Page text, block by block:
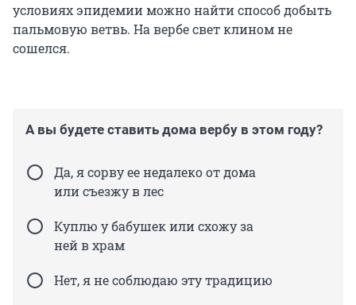
условиях эпидемии можно найти способ добыть
пальмовую ветвь. На вербе свет клином не
сошелся.
А вы будете ставить дома вербу в этом году?
Да, я сорву ее недалеко от дома
или съезжу в лес
Куплю у бабушек или схожу за
ней в храм
Нет, я не соблюдаю эту традицию